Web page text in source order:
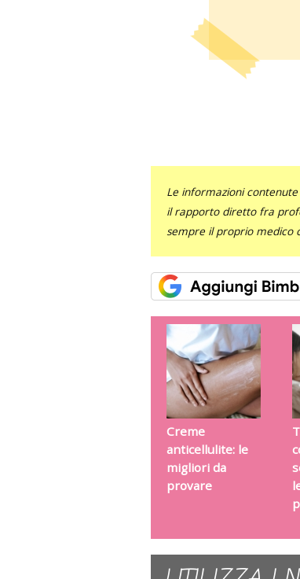
Le informazioni
il rapporto diretto fra
sempre il proprio medico
Creme
anticellulite: le
migliori da
provare